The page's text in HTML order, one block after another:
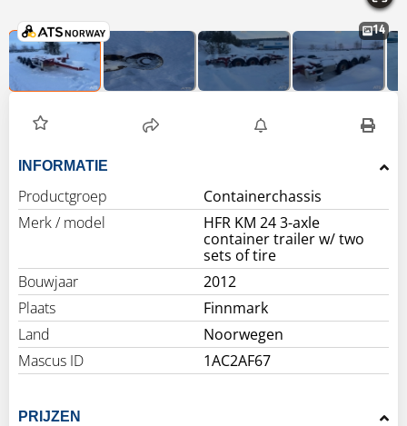
14
INFORMATIE
Productgroep
Containerchassis
Merk / model
HFR KM 24 3-axle
container trailer w/ two
sets of tire
Bouwjaar
2012
Plaats
Finnmark
Land
Noorwegen
Mascus ID
1AC2AF67
PRIJZEN